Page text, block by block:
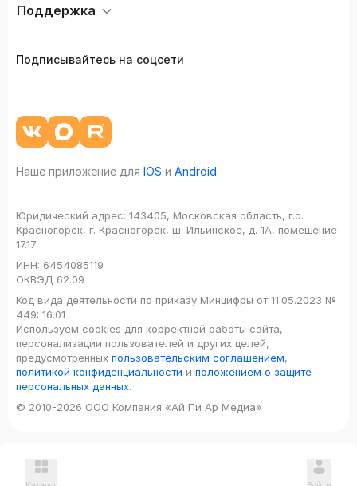
Поддержка
Подписывайтесь на соцсети
Наше приложение для IOS и Android
Юридический адрес: 143405, Московская область, г.о.
Красногорск, г. Красногорск, ш. Ильинское, д. 1А, помещение
17.17
ИНН: 6454085119
ОКВЭД 62.09
Код вида деятельности по приказу Минцифры от 11.05.2023 №
449: 16.01
Используем cookies для корректной работы сайта,
персонализации пользователей и других целей,
предусмотренных пользовательским соглашением,
политикой конфиденциальности и положением о защите
персональных данных.
© 2010-2026 ООО Компания «Ай Пи Ар Медиа»